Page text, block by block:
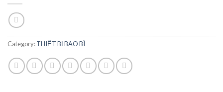
Category:THIẾT BỊ BAO BÌ